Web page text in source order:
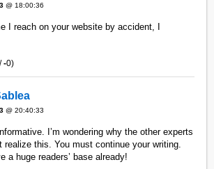
@ 18:00:36
I reach on your website by accident, I
-0)
@ 20:40:33
I’m wondering why the other experts
realize this. You must continue your writing.
a huge readers’ base already!